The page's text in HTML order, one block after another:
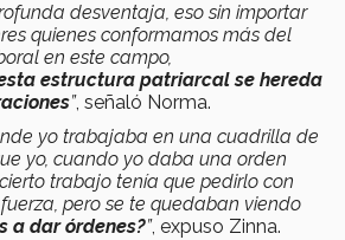
desventaja, eso sin importar
quienes conformamos más del
en este campo,
estructura patriarcal se hereda
”, señaló Norma.
yo trabajaba en una cuadrilla de
yo, cuando yo daba una orden
trabajo tenía que pedirlo con
pero se te quedaban viendo
a dar órdenes?”, expuso Zinna.